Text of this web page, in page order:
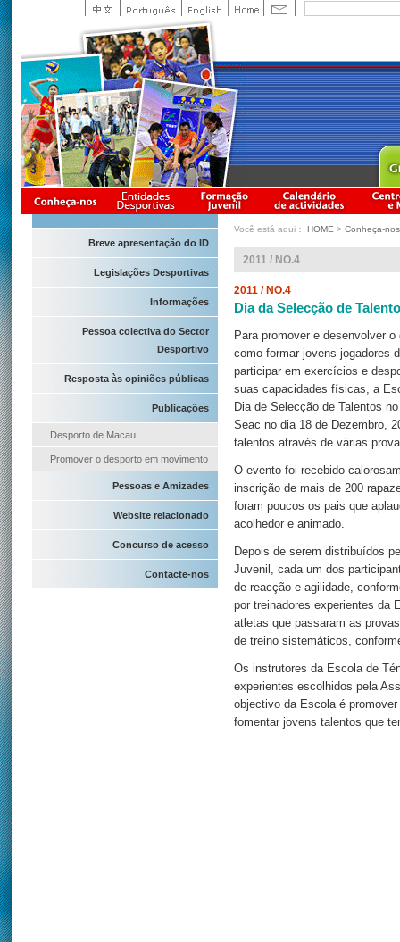
Breve apresentação do ID
Legislações Desportivas
Informações
Pessoa colectiva do Sector
Desportivo
Resposta às opiniões públicas
Publicações
Desporto de Macau
Promover o desporto em movimento
Pessoas e Amizades
Website relacionado
Concurso de acesso
Contacte-nos
Você está aqui： HOME > Conheça-nos
2011 / NO.4
2011 / NO.4
Dia da Selecção de
Para promover e desenvolver
como formar jovens jogadores
participar em exercícios e
suas capacidades físicas, a
Dia de Selecção de Talentos
Seac no dia 18 de Dezembro,
talentos através de várias
O evento foi recebido
inscrição de mais de 200
foram poucos os pais que
acolhedor e animado.
Depois de serem distribuídos
Juvenil, cada um dos
de reacção e agilidade,
por treinadores experientes da
atletas que passaram as
de treino sistemáticos,
Os instrutores da Escola de
experientes escolhidos pela
objectivo da Escola é
fomentar jovens talentos que